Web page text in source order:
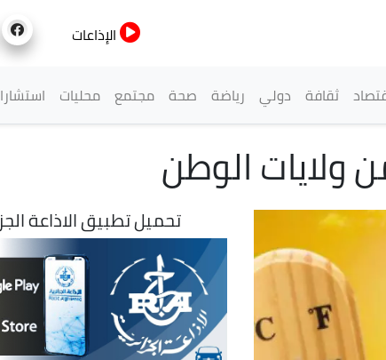
الإذاعات
ثقافة دولي رياضة صحة مجتمع محليات
ولايات الوطن
تحميل تطبيق الاذاعة